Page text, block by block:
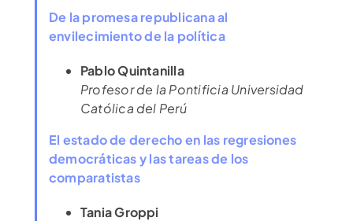
De la promesa republicana al
envilecimiento de la política
Pablo Quintanilla
Profesor de la Pontificia Universidad
Católica del Perú
El estado de derecho en las regresiones
democráticas y las tareas de los
comparatistas
Tania Groppi